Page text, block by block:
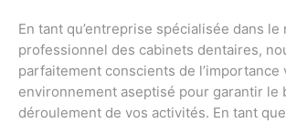
En tant qu’entreprise spécialisée dans le
professionnel des cabinets dentaires,
parfaitement conscients de l’importance
environnement aseptisé pour garantir le
déroulement de vos activités. En tant